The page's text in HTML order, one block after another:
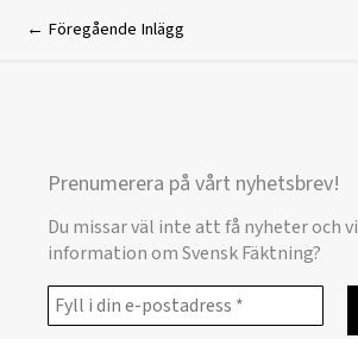
← Föregående Inlägg
Prenumerera på vårt nyhetsbrev!
Du missar väl inte att få nyheter och
information om Svensk Fäktning?